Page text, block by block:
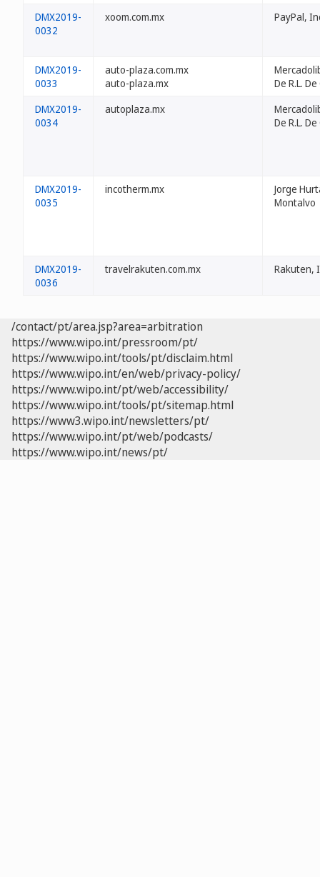
DMX2019-
0032
xoom.com.mx PayPal,
DMX2019-
0033
auto-plaza.com.mx
auto-plaza.mx
De R.L. De
DMX2019-
0034
autoplaza.mx
De R.L. De
DMX2019-
0035
incotherm.mx
Jorge
Montalvo
DMX2019-
0036
travelrakuten.com.mx Rakuten,
/contact/pt/area.jsp?area=arbitration
https://www.wipo.int/pressroom/pt/
https://www.wipo.int/tools/pt/disclaim.html
https://www.wipo.int/en/web/privacy-policy/
https://www.wipo.int/pt/web/accessibility/
https://www.wipo.int/tools/pt/sitemap.html
https://www3.wipo.int/newsletters/pt/
https://www.wipo.int/pt/web/podcasts/
https://www.wipo.int/news/pt/